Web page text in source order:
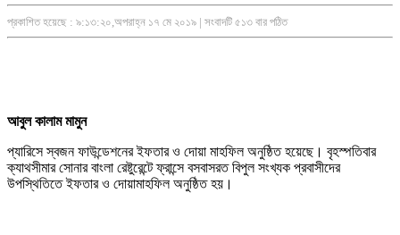
প্রকাশিত হয়েছে : ৯:১৩:২০,অপরাহ্ন ১৭ মে ২০১৯ | সংবাদটি ৫১৩ বার পঠিত
আবুল কালাম মামুন
প্যারিসে স্বজন ফাউন্ডেশনের ইফতার ও দোয়া মাহফিল অনুষ্ঠিত হয়েছে। বৃহস্পতিবার
ক্যাথসীমার সোনার বাংলা রেষ্টুরেন্টে ফ্রান্সে বসবাসরত বিপুল সংখ্যক প্রবাসীদের
উপস্থিতিতে ইফতার ও দোয়ামাহফিল অনুষ্ঠিত হয়।